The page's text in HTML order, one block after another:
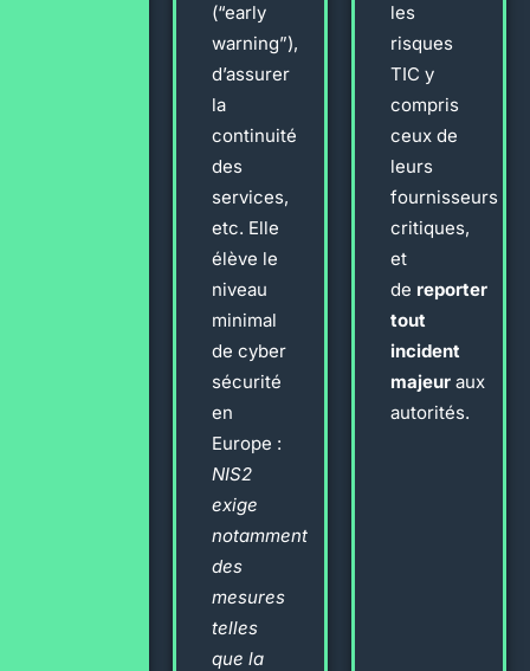
(“early
warning”),
d’assurer
la
continuité
des
services,
etc. Elle
élève le
niveau
minimal
de cyber
sécurité
en
Europe :
NIS2
exige
notamment
des
mesures
telles
que la
les
risques
TIC y
compris
ceux de
leurs
fournisseurs
critiques,
et
de reporter
tout
incident
majeur aux
autorités.